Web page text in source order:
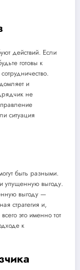
действий. Если
готовы к
и
не
ситуация
быть разными.
упущенную выгоду.
выгоду —
стратегия и,
это именно тот
к